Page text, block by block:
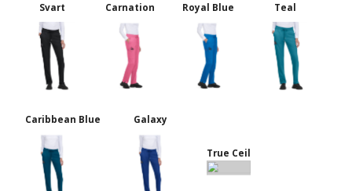
Svart Carnation Royal Blue Teal
Caribbean Blue Galaxy
True Ceil